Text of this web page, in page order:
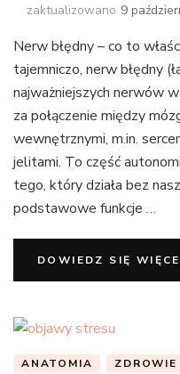
zaktualizowano 9
Nerw błędny – co to
tajemniczo, nerw błędny
najważniejszych nerwów
za połączenie między
wewnętrznymi, m.in.
jelitami. To część
tego, który działa bez
podstawowe funkcje …
DOWIEDZ SIĘ
ANATOMIA ZDROWIE